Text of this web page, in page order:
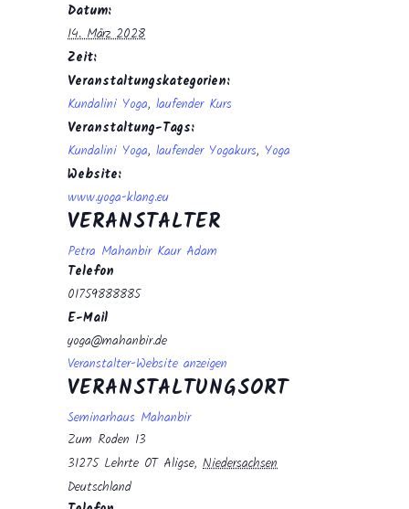
Datum:
14. März 2028
Zeit:
Veranstaltungskategorien:
Kundalini Yoga, laufender Kurs
Veranstaltung-Tags:
Kundalini Yoga, laufender Yogakurs, Yoga
Website:
www.yoga-klang.eu
VERANSTALTUNGSORT
Seminarhaus Mahanbir
Zum Roden 13
31275 Lehrte OT Aligse, Niedersachsen
Deutschland
VERANSTALTER
Petra Mahanbir Kaur Adam
Telefon
01759888885
E-Mail
yoga@mahanbir.de
Veranstalter-Website anzeigen